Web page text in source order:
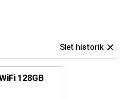
Slet historik
128GB